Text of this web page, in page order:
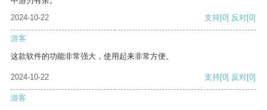
2024-10-22
支持[0] 反对[0]
游客
这款软件的功能非常强大，使用起来非常方便。
2024-10-22 支持[0] 反对[0]
游客